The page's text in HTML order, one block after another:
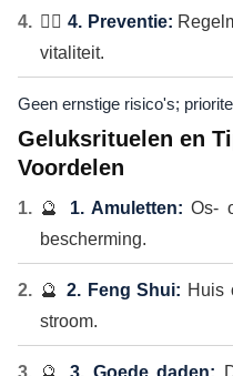
🏃‍♂️4. Preventie:
vitaliteit.
Geen ernstige risico's;
Geluksrituelen en
Voordelen
🔮 1. Amuletten: Os-
bescherming.
🔮 2. Feng Shui: Huis
stroom.
🔮 3. Goede daden: